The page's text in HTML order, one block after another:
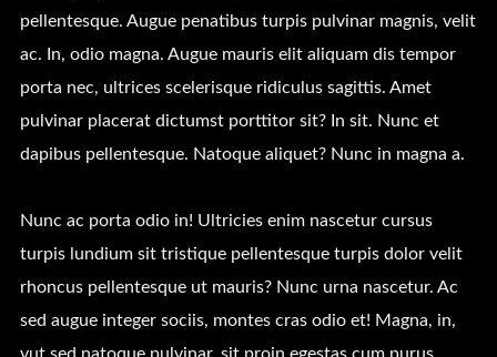
pellentesque. Augue penatibus turpis pulvinar magnis, velit
ac. In, odio magna. Augue mauris elit aliquam dis tempor
porta nec, ultrices scelerisque ridiculus sagittis. Amet
pulvinar placerat dictumst porttitor sit? In sit. Nunc et
dapibus pellentesque. Natoque aliquet? Nunc in magna a.
Nunc ac porta odio in! Ultricies enim nascetur cursus
turpis lundium sit tristique pellentesque turpis dolor velit
rhoncus pellentesque ut mauris? Nunc urna nascetur. Ac
sed augue integer sociis, montes cras odio et! Magna, in,
vut sed natoque pulvinar, sit proin egestas cum purus